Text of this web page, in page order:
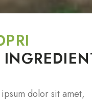
dolor sit amet,